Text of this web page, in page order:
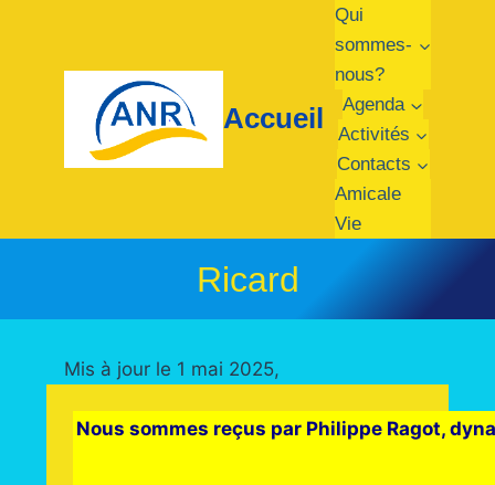
contenu
Accueil
Qui
sommes-
nous?
Agenda
Activités
Contacts
Amicale
Vie
Ricard
Mis à jour le 1 mai 2025,
Nous sommes reçus par Philippe Ragot,